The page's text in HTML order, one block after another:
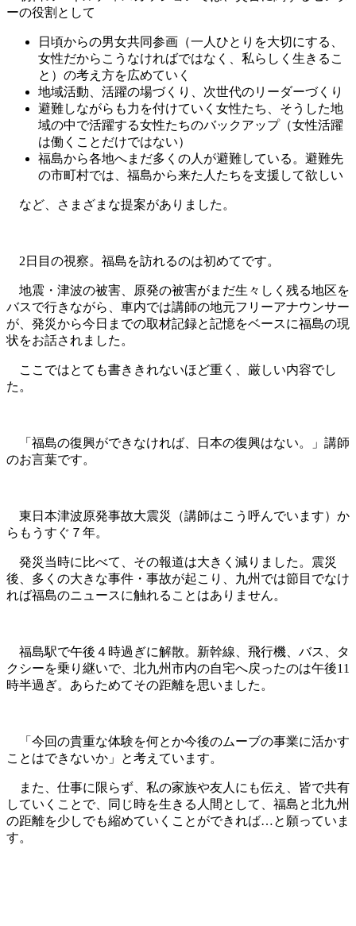
ーの役割として
日頃からの男女共同参画（一人ひとりを大切にする、
女性だからこうなければではなく、私らしく生きるこ
と）の考え方を広めていく
地域活動、活躍の場づくり、次世代のリーダーづくり
避難しながらも力を付けていく女性たち、そうした地
域の中で活躍する女性たちのバックアップ（女性活躍
は働くことだけではない）
福島から各地へまだ多くの人が避難している。避難先
の市町村では、福島から来た人たちを支援して欲しい
など、さまざまな提案がありました。
2日目の視察。福島を訪れるのは初めてです。
地震・津波の被害、原発の被害がまだ生々しく残る地区を
バスで行きながら、車内では講師の地元フリーアナウンサー
が、発災から今日までの取材記録と記憶をベースに福島の現
状をお話されました。
ここではとても書ききれないほど重く、厳しい内容でし
た。
「福島の復興ができなければ、日本の復興はない。」講師
のお言葉です。
東日本津波原発事故大震災（講師はこう呼んでいます）か
らもうすぐ７年。
発災当時に比べて、その報道は大きく減りました。震災
後、多くの大きな事件・事故が起こり、九州では節目でなけ
れば福島のニュースに触れることはありません。
福島駅で午後４時過ぎに解散。新幹線、飛行機、バス、タ
クシーを乗り継いで、北九州市内の自宅へ戻ったのは午後11
時半過ぎ。あらためてその距離を思いました。
「今回の貴重な体験を何とか今後のムーブの事業に活かす
ことはできないか」と考えています。
また、仕事に限らず、私の家族や友人にも伝え、皆で共有
していくことで、同じ時を生きる人間として、福島と北九州
の距離を少しでも縮めていくことができれば…と願っていま
す。